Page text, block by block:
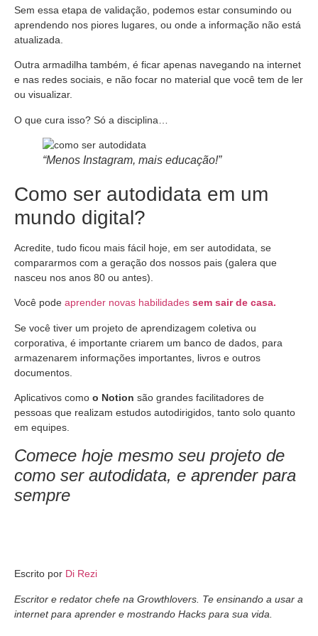
Sem essa etapa de validação, podemos estar consumindo ou
aprendendo nos piores lugares, ou onde a informação não está
atualizada.
Outra armadilha também, é ficar apenas navegando na internet
e nas redes sociais, e não focar no material que você tem de ler
ou visualizar.
O que cura isso? Só a disciplina…
“Menos Instagram, mais educação!”
Como ser autodidata em um
mundo digital?
Acredite, tudo ficou mais fácil hoje, em ser autodidata, se
compararmos com a geração dos nossos pais (galera que
nasceu nos anos 80 ou antes).
Você pode aprender novas habilidades sem sair de casa.
Se você tiver um projeto de aprendizagem coletiva ou
corporativa, é importante criarem um banco de dados, para
armazenarem informações importantes, livros e outros
documentos.
Aplicativos como o Notion são grandes facilitadores de
pessoas que realizam estudos autodirigidos, tanto solo quanto
em equipes.
Comece hoje mesmo seu projeto de
como ser autodidata, e aprender para
sempre
Escrito por Di Rezi
Escritor e redator chefe na Growthlovers. Te ensinando a usar a
internet para aprender e mostrando Hacks para sua vida.